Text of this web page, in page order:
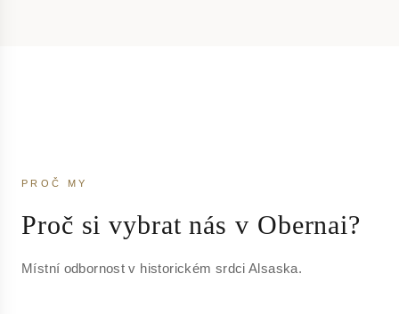
PROČ MY
Proč si vybrat nás v Obernai?
Místní odbornost v historickém srdci Alsaska.